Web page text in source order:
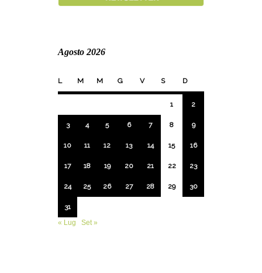
Agosto 2026
L M M G V S D
1 2
3 4 5 6 7 8 9
10 11 12 13 14 15 16
17 18 19 20 21 22 23
24 25 26 27 28 29 30
31
« Lug
Set »